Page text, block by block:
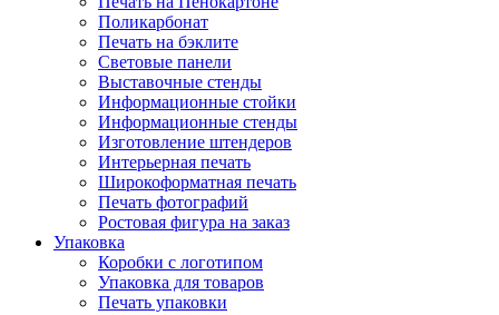
Поликарбонат
Печать на бэклите
Световые панели
Выставочные стенды
Информационные стойки
Информационные стенды
Изготовление штендеров
Интерьерная печать
Широкоформатная печать
Печать фотографий
Ростовая фигура на заказ
Упаковка
Коробки с логотипом
Упаковка для товаров
Печать упаковки